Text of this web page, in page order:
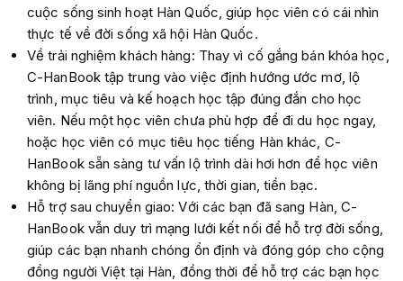
cuộc sống sinh hoạt Hàn Quốc, giúp học viên có cái nhìn
thực tế về đời sống xã hội Hàn Quốc.
Về trải nghiệm khách hàng: Thay vì cố gắng bán khóa học,
C-HanBook tập trung vào việc định hướng ước mơ, lộ
trình, mục tiêu và kế hoạch học tập đúng đắn cho học
viên. Nếu một học viên chưa phù hợp để đi du học ngay,
hoặc học viên có mục tiêu học tiếng Hàn khác, C-
HanBook sẵn sàng tư vấn lộ trình dài hơi hơn để học viên
không bị lãng phí nguồn lực, thời gian, tiền bạc.
Hỗ trợ sau chuyển giao: Với các bạn đã sang Hàn, C-
HanBook vẫn duy trì mạng lưới kết nối để hỗ trợ đời sống,
giúp các bạn nhanh chóng ổn định và đóng góp cho cộng
đồng người Việt tại Hàn, đồng thời để hỗ trợ các bạn học